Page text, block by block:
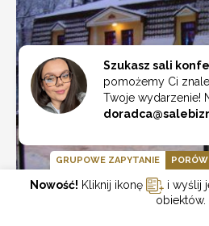
Szukasz sali
pomożemy Ci
Twoje wydarzenie!
GRUPOWE ZAPYTANIE
Nowość! Kliknij ikonę
i wyślij
obiektów.